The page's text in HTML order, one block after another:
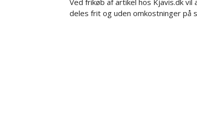
Ved frikøb af artikel hos Kjavis.dk
deles frit og uden omkostninger på